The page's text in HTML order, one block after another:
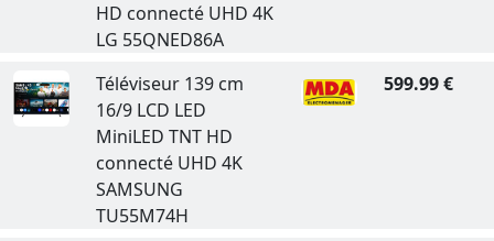
HD connecté UHD 4K
LG 55QNED86A
Téléviseur 139 cm
16/9 LCD LED
MiniLED TNT HD
connecté UHD 4K
SAMSUNG
TU55M74H
599.99 €